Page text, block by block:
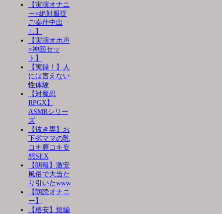
【実演オナニ
ー×絶対服従
ご奉仕中出
し】
【実演オホ声
×神回セッ
ト】
【実録！】人
には言えない
性体験
【対魔忍
RPGX】
ASMRシリー
ズ
【抜き専】お
下劣ママの乳
コキ膣コキ妄
想SEX
【朗報】激安
風俗で大当た
り引いたwww
【朗読オナニ
ー】
【格安】短編